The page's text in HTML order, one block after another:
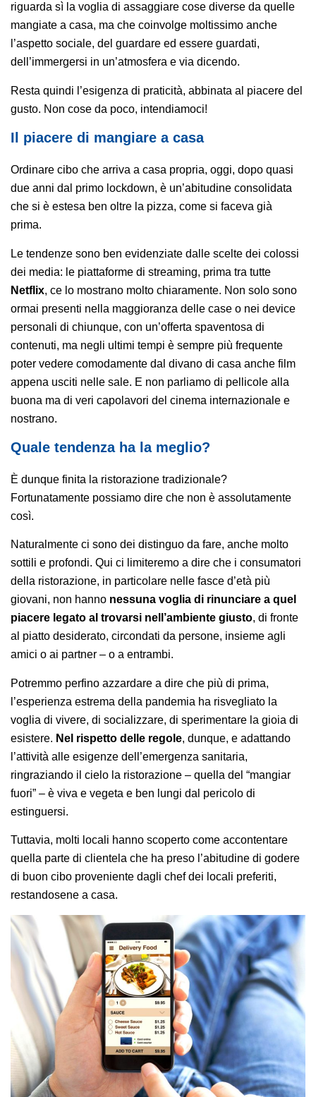
riguarda sì la voglia di assaggiare cose diverse da quelle
mangiate a casa, ma che coinvolge moltissimo anche
l’aspetto sociale, del guardare ed essere guardati,
dell’immergersi in un’atmosfera e via dicendo.
Resta quindi l’esigenza di praticità, abbinata al piacere del
gusto. Non cose da poco, intendiamoci!
Il piacere di mangiare a casa
Ordinare cibo che arriva a casa propria, oggi, dopo quasi
due anni dal primo lockdown, è un’abitudine consolidata
che si è estesa ben oltre la pizza, come si faceva già
prima.
Le tendenze sono ben evidenziate dalle scelte dei colossi
dei media: le piattaforme di streaming, prima tra tutte
Netflix, ce lo mostrano molto chiaramente. Non solo sono
ormai presenti nella maggioranza delle case o nei device
personali di chiunque, con un’offerta spaventosa di
contenuti, ma negli ultimi tempi è sempre più frequente
poter vedere comodamente dal divano di casa anche film
appena usciti nelle sale. E non parliamo di pellicole alla
buona ma di veri capolavori del cinema internazionale e
nostrano.
Quale tendenza ha la meglio?
È dunque finita la ristorazione tradizionale?
Fortunatamente possiamo dire che non è assolutamente
così.
Naturalmente ci sono dei distinguo da fare, anche molto
sottili e profondi. Qui ci limiteremo a dire che i consumatori
della ristorazione, in particolare nelle fasce d’età più
giovani, non hanno nessuna voglia di rinunciare a quel
piacere legato al trovarsi nell’ambiente giusto, di fronte
al piatto desiderato, circondati da persone, insieme agli
amici o ai partner – o a entrambi.
Potremmo perfino azzardare a dire che più di prima,
l’esperienza estrema della pandemia ha risvegliato la
voglia di vivere, di socializzare, di sperimentare la gioia di
esistere. Nel rispetto delle regole, dunque, e adattando
l’attività alle esigenze dell’emergenza sanitaria,
ringraziando il cielo la ristorazione – quella del “mangiar
fuori” – è viva e vegeta e ben lungi dal pericolo di
estinguersi.
Tuttavia, molti locali hanno scoperto come accontentare
quella parte di clientela che ha preso l’abitudine di godere
di buon cibo proveniente dagli chef dei locali preferiti,
restandosene a casa.